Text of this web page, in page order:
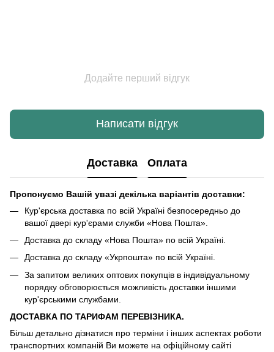
Додайте перший відгук
Написати відгук
Доставка Оплата
Пропонуємо Вашій увазі декілька варіантів доставки:
Кур'єрська доставка по всій Україні безпосередньо до
вашої двері кур'єрами служби «Нова Пошта».
Доставка до складу «Нова Пошта» по всій Україні.
Доставка до складу «Укрпошта» по всій Україні.
За запитом великих оптових покупців в індивідуальному
порядку обговорюється можливість доставки іншими
кур'єрськими службами.
ДОСТАВКА ПО ТАРИФАМ ПЕРЕВІЗНИКА.
Більш детально дізнатися про терміни і інших аспектах роботи
транспортних компаній Ви можете на офіційному сайті